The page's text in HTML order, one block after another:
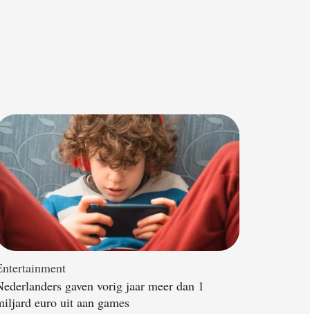
gaven vorig jaar meer dan 1
euro uit aan games